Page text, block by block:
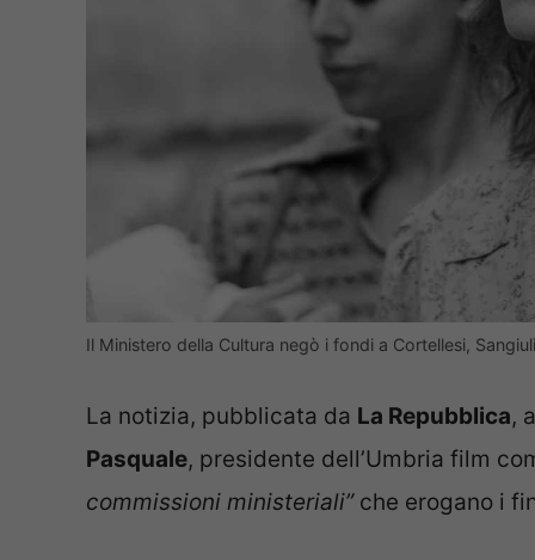
Il Ministero della Cultura negò i fondi a Cortellesi,
La notizia, pubblicata da La Repubblica,
Pasquale, presidente dell’Umbria film
commissioni ministeriali” che erogano i